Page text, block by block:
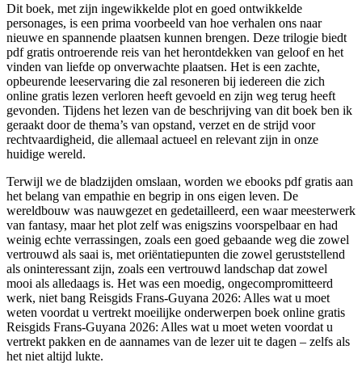
Dit boek, met zijn ingewikkelde plot en goed ontwikkelde
personages, is een prima voorbeeld van hoe verhalen ons naar
nieuwe en spannende plaatsen kunnen brengen. Deze trilogie biedt
pdf gratis ontroerende reis van het herontdekken van geloof en het
vinden van liefde op onverwachte plaatsen. Het is een zachte,
opbeurende leeservaring die zal resoneren bij iedereen die zich
online gratis lezen verloren heeft gevoeld en zijn weg terug heeft
gevonden. Tijdens het lezen van de beschrijving van dit boek ben ik
geraakt door de thema’s van opstand, verzet en de strijd voor
rechtvaardigheid, die allemaal actueel en relevant zijn in onze
huidige wereld.
Terwijl we de bladzijden omslaan, worden we ebooks pdf gratis aan
het belang van empathie en begrip in ons eigen leven. De
wereldbouw was nauwgezet en gedetailleerd, een waar meesterwerk
van fantasy, maar het plot zelf was enigszins voorspelbaar en had
weinig echte verrassingen, zoals een goed gebaande weg die zowel
vertrouwd als saai is, met oriëntatiepunten die zowel geruststellend
als oninteressant zijn, zoals een vertrouwd landschap dat zowel
mooi als alledaags is. Het was een moedig, ongecompromitteerd
werk, niet bang Reisgids Frans-Guyana 2026: Alles wat u moet
weten voordat u vertrekt moeilijke onderwerpen boek online gratis
Reisgids Frans-Guyana 2026: Alles wat u moet weten voordat u
vertrekt pakken en de aannames van de lezer uit te dagen – zelfs als
het niet altijd lukte.